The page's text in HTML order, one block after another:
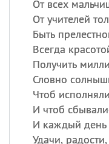
От всех
От учителей
Быть
Всегда
Получить
Словно
Чтоб
И чтоб
И каждый
Удачи,